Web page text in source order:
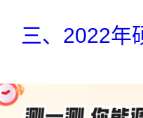
三、2022年